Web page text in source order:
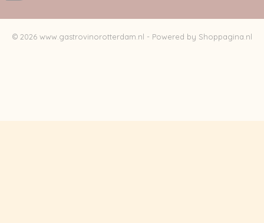
© 2026 www.gastrovinorotterdam.nl - Powered by Shoppagina.nl